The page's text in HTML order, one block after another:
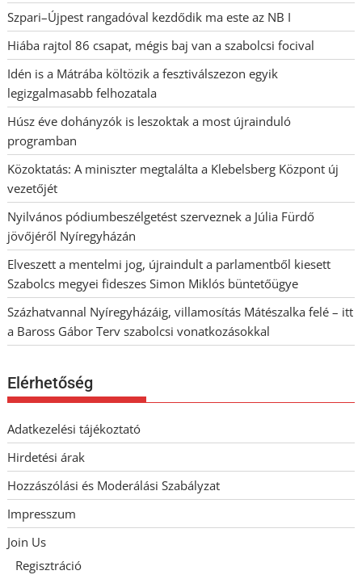
Szpari–Újpest rangadóval kezdődik ma este az NB I
Hiába rajtol 86 csapat, mégis baj van a szabolcsi focival
Idén is a Mátrába költözik a fesztiválszezon egyik
legizgalmasabb felhozatala
Húsz éve dohányzók is leszoktak a most újrainduló
programban
Közoktatás: A miniszter megtalálta a Klebelsberg Központ új
vezetőjét
Nyilvános pódiumbeszélgetést szerveznek a Júlia Fürdő
jövőjéről Nyíregyházán
Elveszett a mentelmi jog, újraindult a parlamentből kiesett
Szabolcs megyei fideszes Simon Miklós büntetőügye
Százhatvannal Nyíregyházáig, villamosítás Mátészalka felé – itt
a Baross Gábor Terv szabolcsi vonatkozásokkal
Elérhetőség
Adatkezelési tájékoztató
Hirdetési árak
Hozzászólási és Moderálási Szabályzat
Impresszum
Join Us
Regisztráció